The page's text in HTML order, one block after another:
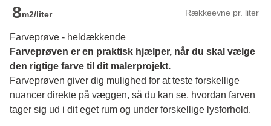
8m2/liter Rækkeevne pr. liter
Farveprøve - heldækkende
Farveprøven er en praktisk hjælper, når du skal vælge
den rigtige farve til dit malerprojekt.
Farveprøven giver dig mulighed for at teste forskellige
nuancer direkte på væggen, så du kan se, hvordan farven
tager sig ud i dit eget rum og under forskellige lysforhold.